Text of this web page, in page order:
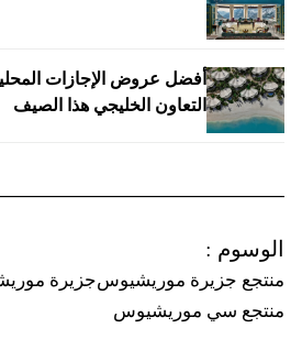
أفضل عروض الإجازات
التعاون الخليجي هذا الصيف
الوسوم :
منتجع جزيرة موريشيوسجزيرة
منتجع سي موريشيوس